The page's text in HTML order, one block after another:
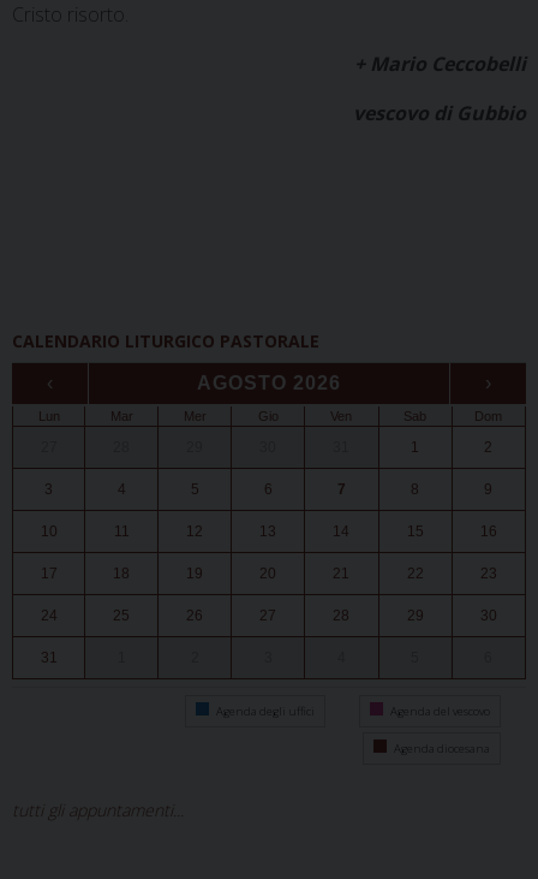
Cristo risorto.
+ Mario Ceccobelli
vescovo di Gubbio
CALENDARIO LITURGICO PASTORALE
‹ AGOSTO 2026 ›
Lun Mar Mer Gio Ven Sab Dom
1 2
3 4 5 6 7 8 9
10 11 12 13 14 15 16
17 18 19 20 21 22 23
24 25 26 27 28 29 30
31
Agenda degli uffici Agenda del vescovo
Agenda diocesana
tutti gli appuntamenti...